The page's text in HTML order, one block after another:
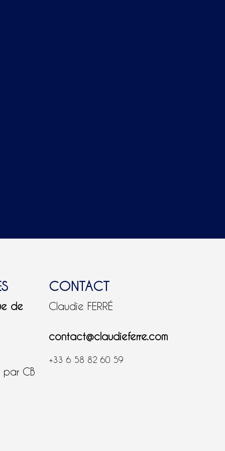
de
par CB
CONTACT
Claudie FERRÉ
contact@claudieferre.com
+33 6 58 82 60 59